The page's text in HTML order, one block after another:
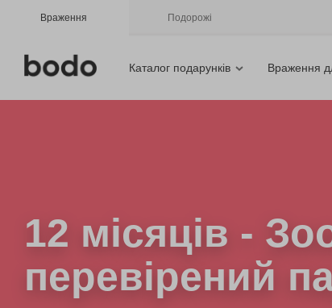
Враження Подорожі
Каталог подарунків Враження
12 місяців -
перевірений